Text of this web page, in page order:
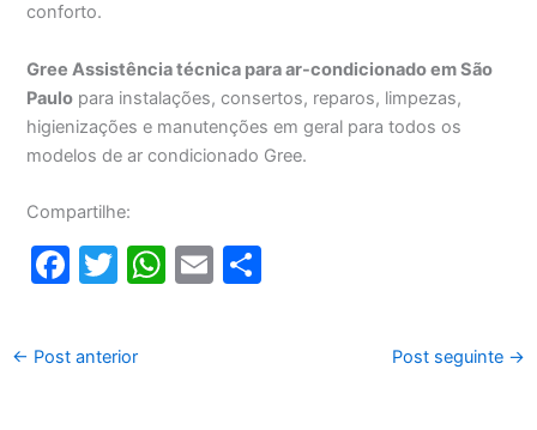
conforto.
Gree Assistência técnica para ar-condicionado em São
Paulo para instalações, consertos, reparos, limpezas,
higienizações e manutenções em geral para todos os
modelos de ar condicionado Gree.
Compartilhe:
F
c
e
T
itt
er
W E
← Post anterior Post seguinte →